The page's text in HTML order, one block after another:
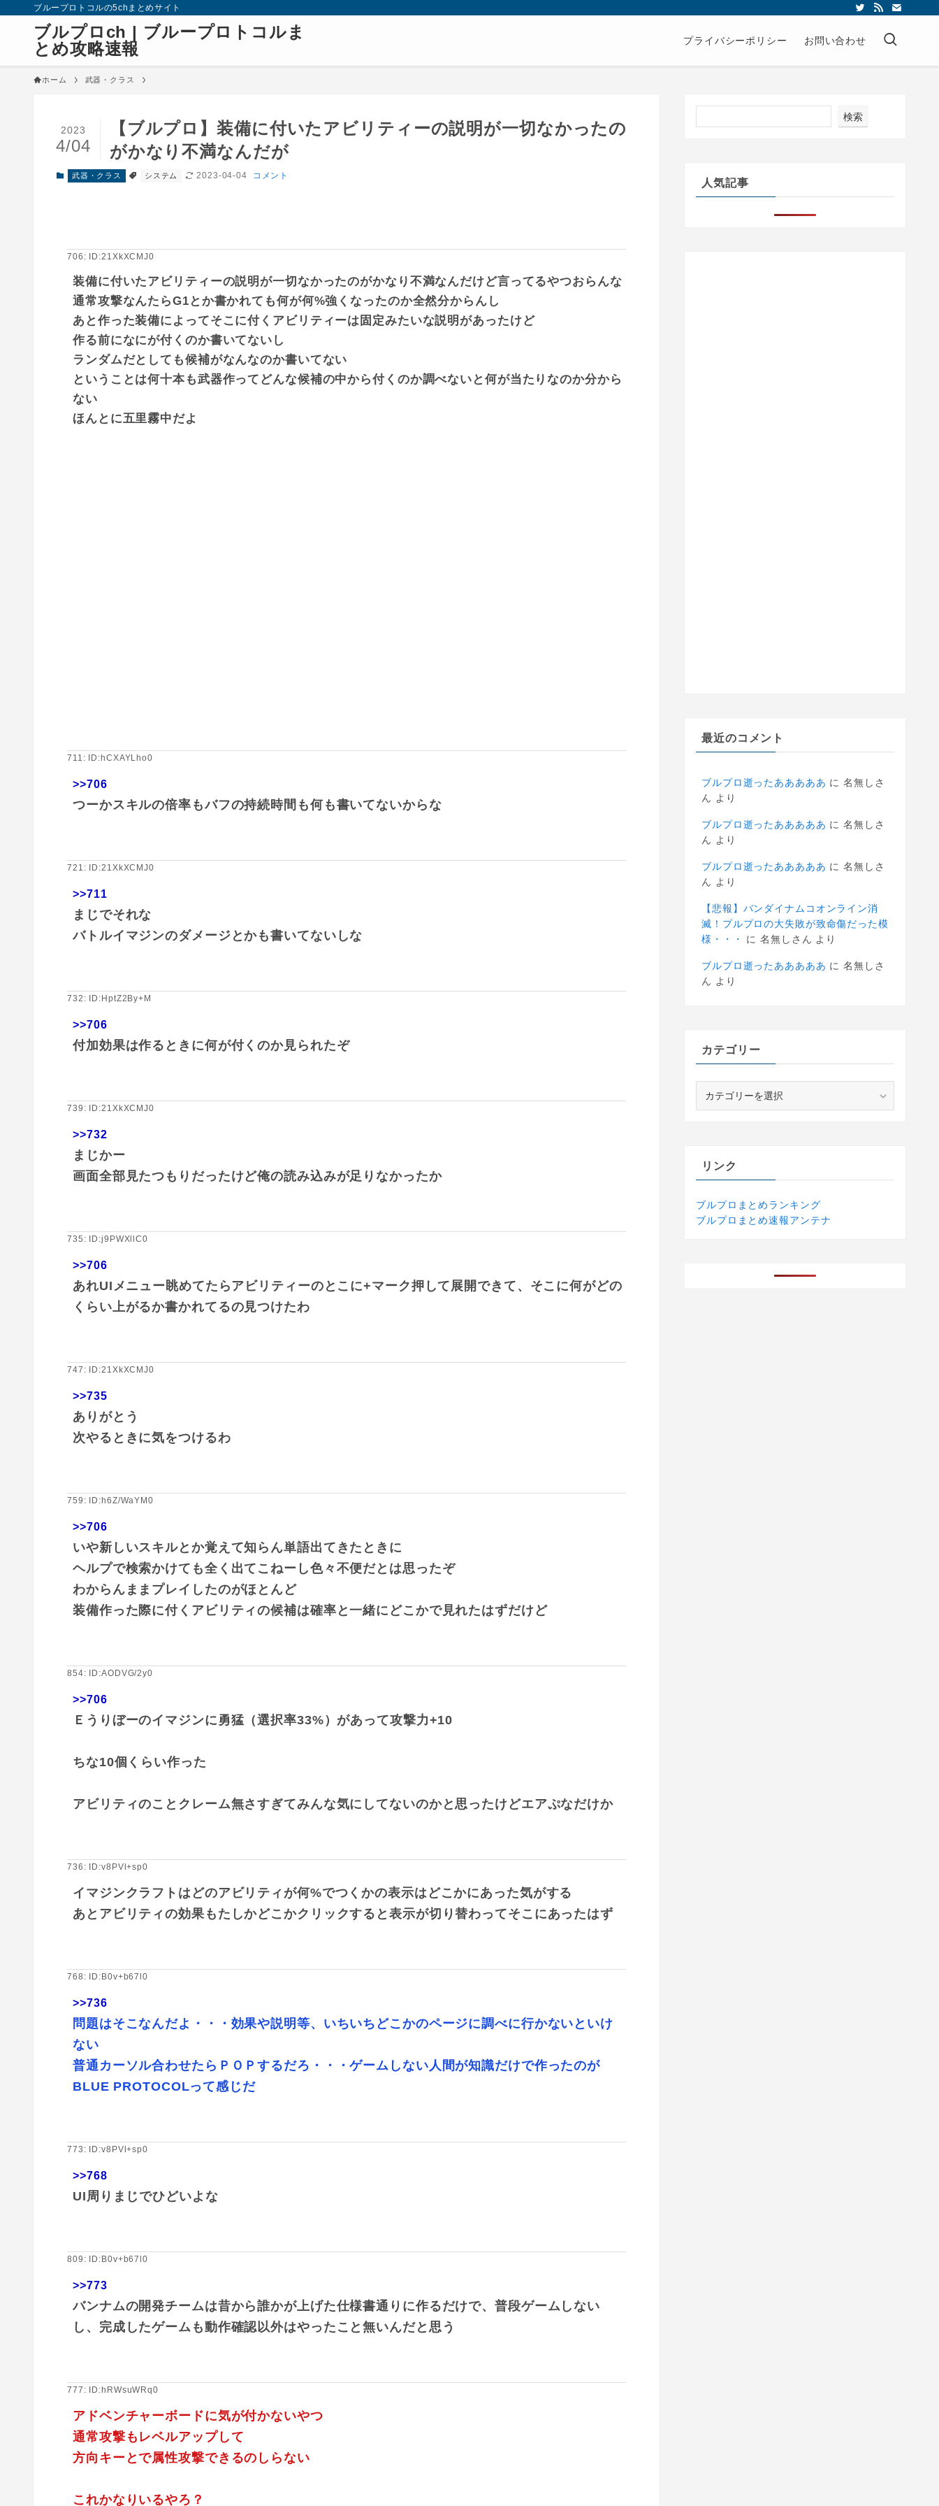
ブループロトコルの5chまとめサイト
ブルプロch | ブループロトコルま
とめ攻略速報
プライバシーポリシー お問い合わせ
ホーム 武器・クラス
【ブルプロ】装備に付いたアビリティーの説明が一切なかったの
がかなり不満なんだが
2023
4/04
武器・クラス システム 2023-04-04 コメント
706: ID:21XkXCMJ0
装備に付いたアビリティーの説明が一切なかったのがかなり不満なんだけど言ってるやつおらんな
通常攻撃なんたらG1とか書かれても何が何%強くなったのか全然分からんし
あと作った装備によってそこに付くアビリティーは固定みたいな説明があったけど
作る前になにが付くのか書いてないし
ランダムだとしても候補がなんなのか書いてない
ということは何十本も武器作ってどんな候補の中から付くのか調べないと何が当たりなのか分から
ない
ほんとに五里霧中だよ
711: ID:hCXAYLho0
>>706
つーかスキルの倍率もバフの持続時間も何も書いてないからな
721: ID:21XkXCMJ0
>>711
まじでそれな
バトルイマジンのダメージとかも書いてないしな
732: ID:HptZ2By+M
>>706
付加効果は作るときに何が付くのか見られたぞ
739: ID:21XkXCMJ0
>>732
まじかー
画面全部見たつもりだったけど俺の読み込みが足りなかったか
735: ID:j9PWXllC0
>>706
あれUIメニュー眺めてたらアビリティーのとこに+マーク押して展開できて、そこに何がどの
くらい上がるか書かれてるの見つけたわ
747: ID:21XkXCMJ0
>>735
ありがとう
次やるときに気をつけるわ
759: ID:h6Z/WaYM0
>>706
いや新しいスキルとか覚えて知らん単語出てきたときに
ヘルプで検索かけても全く出てこねーし色々不便だとは思ったぞ
わからんままプレイしたのがほとんど
装備作った際に付くアビリティの候補は確率と一緒にどこかで見れたはずだけど
854: ID:AODVG/2y0
>>706
Ｅうりぼーのイマジンに勇猛（選択率33%）があって攻撃力+10
ちな10個くらい作った
アビリティのことクレーム無さすぎてみんな気にしてないのかと思ったけどエアぷなだけか
736: ID:v8PVl+sp0
イマジンクラフトはどのアビリティが何%でつくかの表示はどこかにあった気がする
あとアビリティの効果もたしかどこかクリックすると表示が切り替わってそこにあったはず
768: ID:B0v+b67l0
>>736
問題はそこなんだよ・・・効果や説明等、いちいちどこかのページに調べに行かないといけ
ない
普通カーソル合わせたらＰＯＰするだろ・・・ゲームしない人間が知識だけで作ったのが
BLUE PROTOCOLって感じだ
773: ID:v8PVl+sp0
>>768
UI周りまじでひどいよな
809: ID:B0v+b67l0
>>773
バンナムの開発チームは昔から誰かが上げた仕様書通りに作るだけで、普段ゲームしない
し、完成したゲームも動作確認以外はやったこと無いんだと思う
777: ID:hRWsuWRq0
アドベンチャーボードに気が付かないやつ
通常攻撃もレベルアップして
方向キーとで属性攻撃できるのしらない
これかなりいるやろ？
検索
人気記事
最近のコメント
ブルプロ逝ったあああああ に名無しさ
ん より
ブルプロ逝ったあああああ に名無しさ
ん より
ブルプロ逝ったあああああ に名無しさ
ん より
【悲報】バンダイナムコオンライン消
滅！プルプロの大失敗が致命傷だった模
様・・・
に名無しさん より
ブルプロ逝ったあああああ に名無しさ
ん より
カテゴリー
リンク
ブルプロまとめランキング
ブルプロまとめ速報アンテナ